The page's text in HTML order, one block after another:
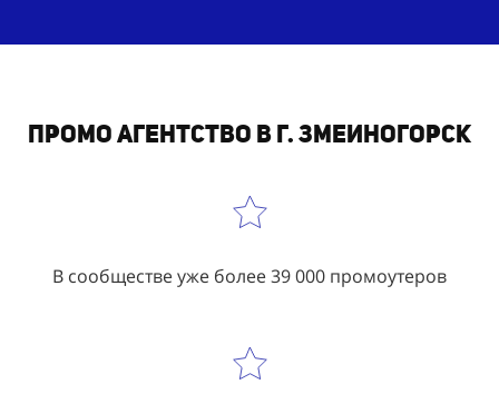
Промо агентство в г. Змеиногорск
В сообществе уже более 39 000 промоутеров